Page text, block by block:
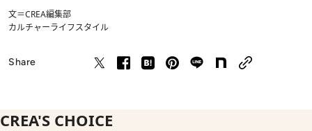
文＝CREA編集部
カルチャーライフスタイル
Share
CREA'S CHOICE